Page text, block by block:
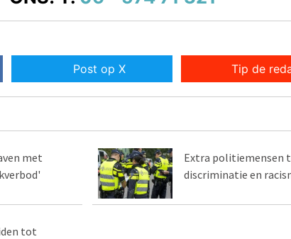
Post op X Tip de
met
Extra politiemensen
discriminatie en
tot